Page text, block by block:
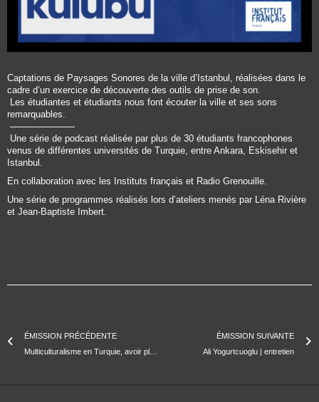
Captations de Paysages Sonores de la ville d’Istanbul, réalisées dans le
cadre d’un exercice de découverte des outils de prise de son.
Les étudiantes et étudiants nous font écouter la ville et ses sons
remarquables.
———————
Une série de podcast réalisée par plus de 30 étudiants francophones
venus de différentes universités de Turquie, entre Ankara, Eskisehir et
Istanbul.
En collaboration avec les Instituts français et Radio Grenouille.
Une série de programmes réalisés lors d’ateliers menés par Léna Rivière
et Jean-Baptiste Imbert.
ÉMISSION PRÉCÉDENTE
ÉMISSION SUIVANTE
Ali Yogurtcuoglu | entretien